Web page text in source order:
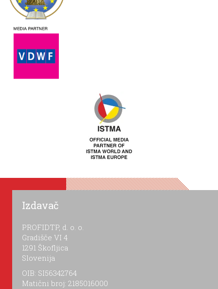
Izdavač
PROFIDTP, d. o. o.
Gradišče VI 4
1291 Škofljica
Slovenija
OIB: SI56342764
Matični broj: 2185016000